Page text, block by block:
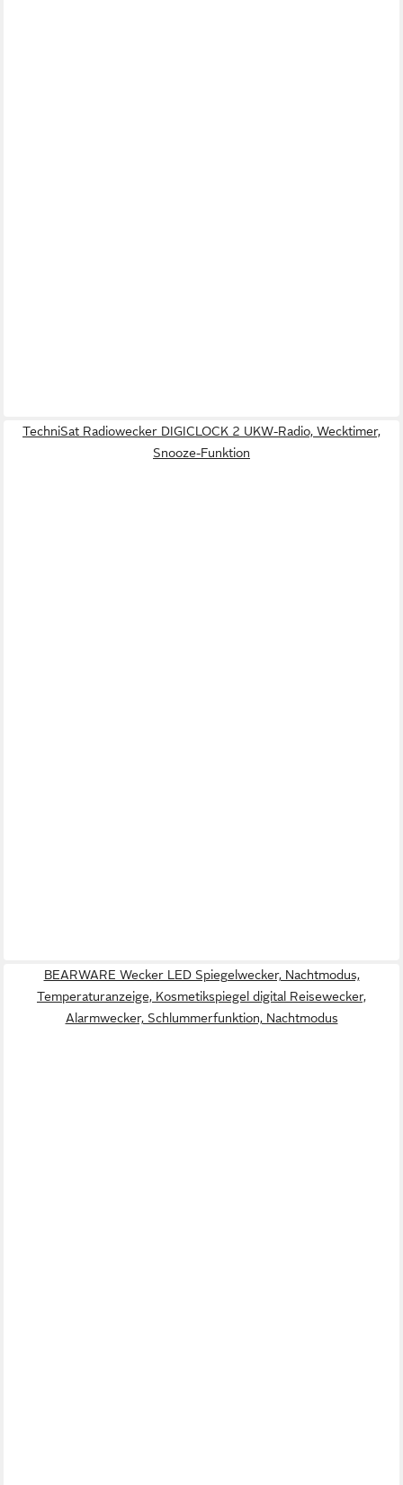
TechniSat Radiowecker DIGICLOCK 2 UKW-Radio, Wecktimer,
Snooze-Funktion
BEARWARE Wecker LED Spiegelwecker, Nachtmodus,
Temperaturanzeige, Kosmetikspiegel digital Reisewecker,
Alarmwecker, Schlummerfunktion, Nachtmodus